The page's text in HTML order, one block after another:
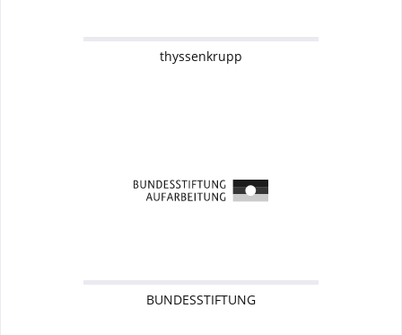
thyssenkrupp
BUNDESSTIFTUNG